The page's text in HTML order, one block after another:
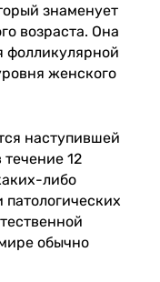
знаменует
возраста. Она
фолликулярной
женского
наступившей
12
либо
обычно